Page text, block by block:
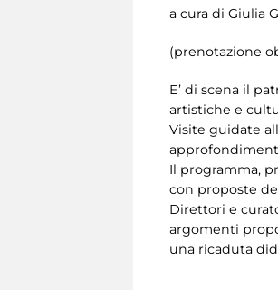
a cura di Giulia
(prenotazione
E’ di scena il
artistiche e
Visite guidate
Il programma,
con proposte
Direttori e
argomenti
una ricaduta